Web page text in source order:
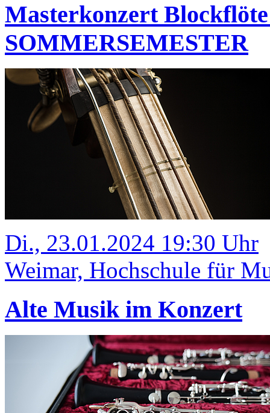
Masterkonzert
SOMMERSEMESTER
Di., 23.01.2024 19:30 Uhr
Weimar, Hochschule für
Alte Musik im Konzert